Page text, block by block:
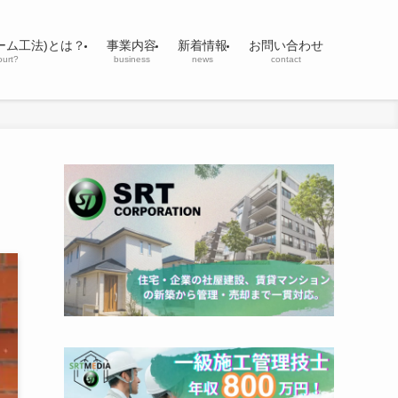
ム工法)とは？ 事業内容
business
新着情報
news
お問い合わせ
contact